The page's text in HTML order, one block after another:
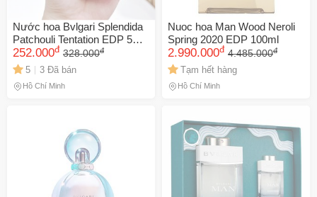
Nước hoa Bvlgari Splendida
Patchouli Tentation EDP 5ml
- Hương thơm quyến rũ,
sang trọng, hoàn hảo cho phụ
nữ yêu thích sự lịch lãm.
252.000đ 328.000đ
5 3 Đã bán
Hồ Chí Minh
Nuoc hoa Man Wood Neroli
Spring 2020 EDP 100ml
2.990.000đ 4.485.000đ
Tạm hết hàng
Hồ Chí Minh